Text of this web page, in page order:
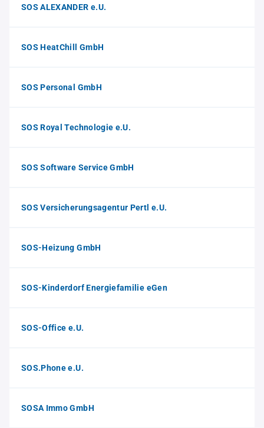
SOS ALEXANDER e.U.
SOS HeatChill GmbH
SOS Personal GmbH
SOS Royal Technologie e.U.
SOS Software Service GmbH
SOS Versicherungsagentur Pertl e.U.
SOS-Heizung GmbH
SOS-Kinderdorf Energiefamilie eGen
SOS-Office e.U.
SOS.Phone e.U.
SOSA Immo GmbH